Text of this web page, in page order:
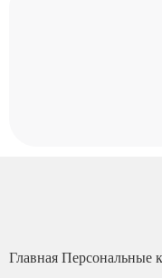
Главная Персональные